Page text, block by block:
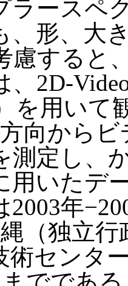
ラースペ
、形、大
慮すると
2D-
を用いて
向から
測定し、
用いたデ
2003年
（独立
術センタ